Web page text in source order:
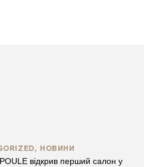
НОВИНИ
відкрив перший салон у